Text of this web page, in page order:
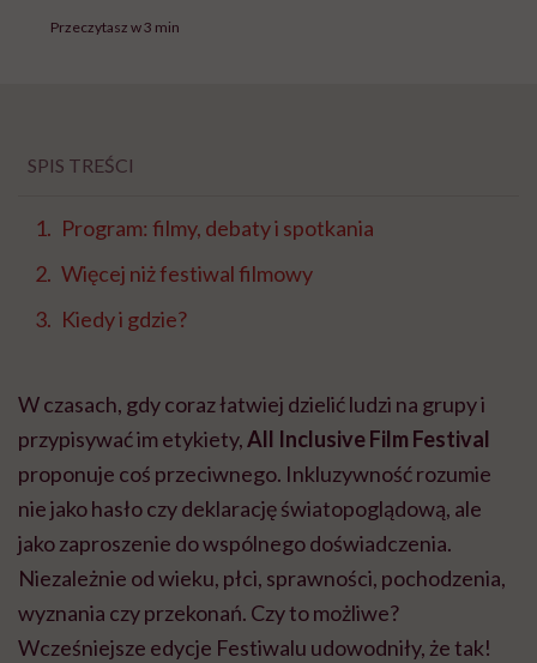
Przeczytasz w 3 min
SPIS TREŚCI
Program: filmy, debaty i spotkania
Więcej niż festiwal filmowy
Kiedy i gdzie?
W czasach, gdy coraz łatwiej dzielić ludzi na grupy i
przypisywać im etykiety,All Inclusive Film Festival
proponuje coś przeciwnego. Inkluzywność rozumie
nie jako hasło czy deklarację światopoglądową, ale
jako zaproszenie do wspólnego doświadczenia.
Niezależnie od wieku, płci, sprawności, pochodzenia,
wyznania czy przekonań. Czy to możliwe?
Wcześniejsze edycje Festiwalu udowodniły, że tak!